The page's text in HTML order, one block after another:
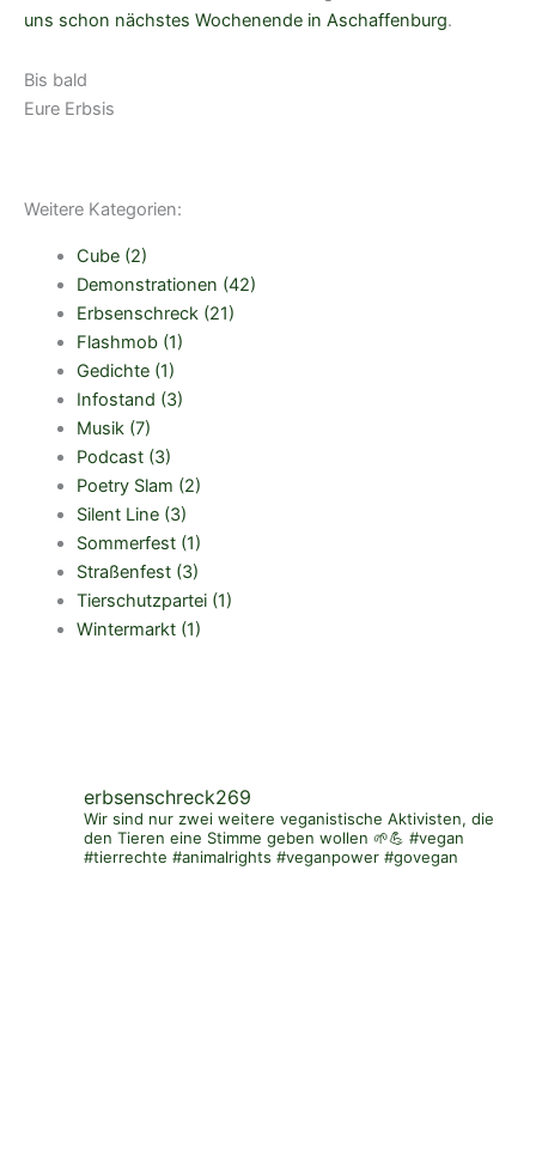
uns schon nächstes Wochenende in Aschaffenburg.
Bis bald
Eure Erbsis
Weitere Kategorien:
Cube(2)
Demonstrationen (42)
Erbsenschreck(21)
Flashmob(1)
Gedichte(1)
Infostand (3)
Musik(7)
Podcast(3)
Poetry Slam (2)
Silent Line(3)
Sommerfest(1)
Straßenfest(3)
Tierschutzpartei(1)
Wintermarkt(1)
erbsenschreck269
Wir sind nur zwei weitere veganistische Aktivisten, die
den Tieren eine Stimme geben wollen 🌱💪 #vegan
#tierrechte #animalrights #veganpower #govegan